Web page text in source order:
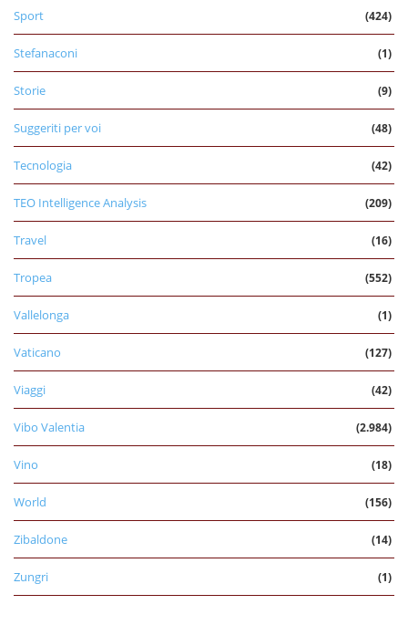
Sport (424)
Stefanaconi (1)
Storie (9)
Suggeriti per voi (48)
Tecnologia (42)
TEO Intelligence Analysis (209)
Travel (16)
Tropea (552)
Vallelonga (1)
Vaticano (127)
Viaggi (42)
Vibo Valentia (2.984)
Vino (18)
World (156)
Zibaldone (14)
Zungri (1)